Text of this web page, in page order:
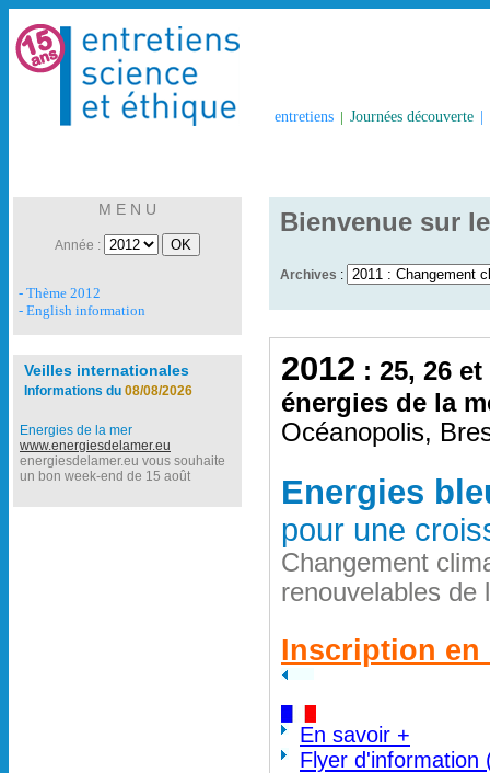
entretiens | Journées découverte
M E N U
Année :
- Thème 2012
- English information
Veilles internationales
Informations du 08/08/2026
Energies de la mer
www.energiesdelamer.eu
energiesdelamer.eu vous souhaite
un bon week-end de 15 août
Bienvenue sur
Archives :
2012 : 25, 26
énergies de la
Océanopolis,
Energies
pour une
Changement
renouvelables de
Inscription en
En savoir +
Flyer d'information